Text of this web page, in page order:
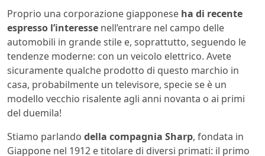
Proprio una corporazione giapponese ha di recente
espresso l’interesse nell’entrare nel campo delle
automobili in grande stile e, soprattutto, seguendo le
tendenze moderne: con un veicolo elettrico. Avete
sicuramente qualche prodotto di questo marchio in
casa, probabilmente un televisore, specie se è un
modello vecchio risalente agli anni novanta o ai primi
del duemila!
Stiamo parlando della compagnia Sharp, fondata in
Giappone nel 1912 e titolare di diversi primati: il primo